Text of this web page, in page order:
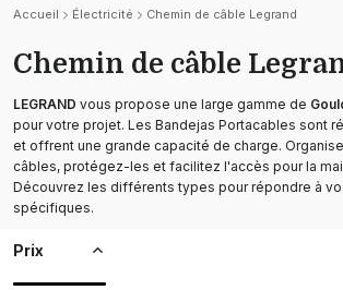
Accueil Électricité Chemin de câble Legrand
Chemin de câble
LEGRAND vous propose une large gamme de
pour votre projet. Les Bandejas Portacables sont
et offrent une grande capacité de charge.
câbles, protégez-les et facilitez l'accès pour la
Découvrez les différents types pour répondre à
spécifiques.
Prix